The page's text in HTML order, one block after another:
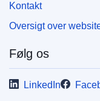
Kontakt
Oversigt over
Følg os
LinkedIn